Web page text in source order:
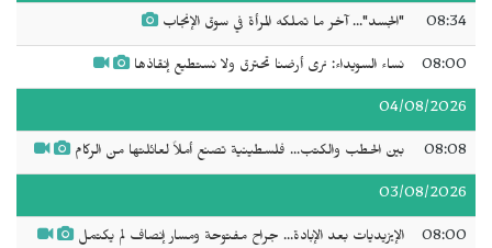
08:34 "الجسد"... آخر ما تملكه المرأة في سوق الإنجاب
08:00 نساء السويداء: نرى أرضنا تحترق ولا نستطيع إنقاذها
04/08/2026
08:08 بين الحطب والكتب... فلسطينية تصنع أملاً لعائلتها من الركام
03/08/2026
08:00 الإيزيديات بعد الإبادة... جراح مفتوحة ومسار إنصاف لم يكتمل